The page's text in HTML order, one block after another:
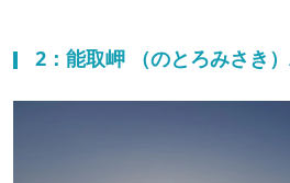
2：能取岬 （のとろみさき